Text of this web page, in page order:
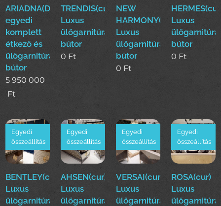
ARIADNA(Duy)Luxus
egyedi
komplett
étkező és
ülőgarnitúra
bútor
5 950 000
Ft
TRENDIS(cur)
Luxus
ülőgarnitúra
bútor
0 Ft
NEW
HARMONY(cur)
Luxus
ülőgarnitúra
bútor
0 Ft
Luxus
ülőgarnitúra
bútor
0 Ft
BENTLEY(cur)
Luxus
ülőgarnitúra
Egyedi
összeállítás
AHSEN(cur)
Luxus
ülőgarnitúra
Egyedi
összeállítás
VERSAI(cur)
Luxus
ülőgarnitúra
Egyedi
összeállítás
ROSA(cur)
Luxus
ülőgarnitúra
Egyedi
összeállítás